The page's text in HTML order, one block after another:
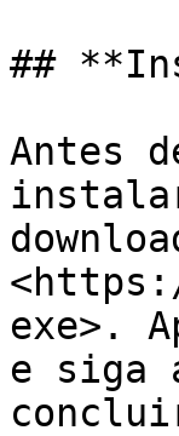
##
Antes
exe>.
e siga